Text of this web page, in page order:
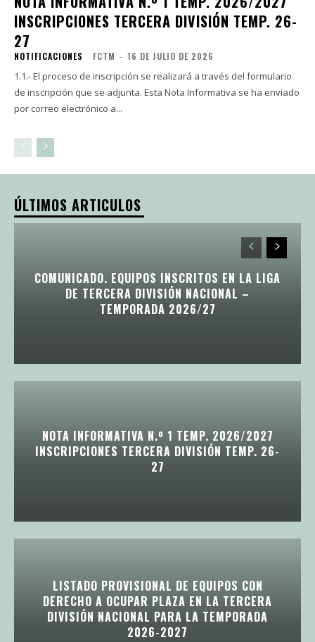
INSCRIPCIONES TERCERA DIVISIÓN TEMP. 26-
27
NOTIFICACIONES FCTM - 16 DE JULIO DE 2026
1.1.- El proceso de inscripción se realizará a través del formulario
de inscripción que se adjunta. Esta Nota Informativa se ha enviado
por correo electrónico a...
ÚLTIMOS ARTICULOS
COMUNICADO. EQUIPOS INSCRITOS EN LA LIGA
DE TERCERA DIVISIÓN NACIONAL –
TEMPORADA 2026/27
NOTA INFORMATIVA N.º 1 TEMP. 2026/2027
INSCRIPCIONES TERCERA DIVISIÓN TEMP. 26-
27
LISTADO PROVISIONAL DE EQUIPOS CON
DERECHO A OCUPAR PLAZA EN LA TERCERA
DIVISIÓN NACIONAL PARA LA TEMPORADA
2026-2027